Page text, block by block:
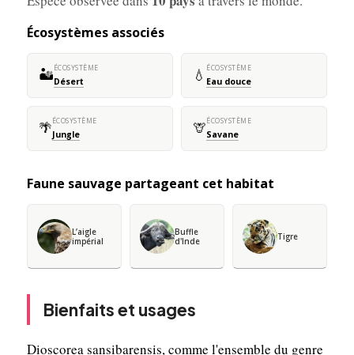
Écosystèmes associés
🏜️ÉCOSYSTÈME
Désert 💧 ÉCOSYSTÈME
Eau douce
🌴ÉCOSYSTÈME
Jungle 🦒ÉCOSYSTÈME
Savane
Faune sauvage partageant cet habitat
L’aigle
impérial
Buffle
d'Inde
Tigre
Bienfaits et usages
Dioscorea sansibarensis, comme l'ensemble du genre